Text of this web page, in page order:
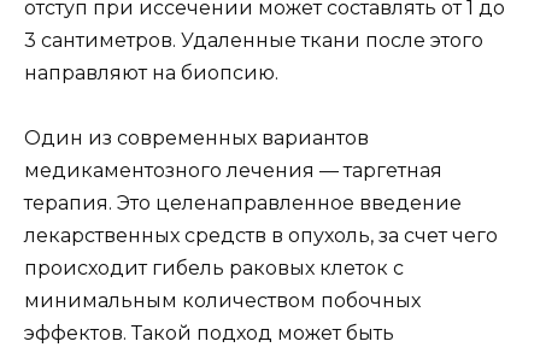
отступ при иссечении может составлять от 1 до
3 сантиметров. Удаленные ткани после этого
направляют на биопсию.
Один из современных вариантов
медикаментозного лечения — таргетная
терапия. Это целенаправленное введение
лекарственных средств в опухоль, за счет чего
происходит гибель раковых клеток с
минимальным количеством побочных
эффектов. Такой подход может быть